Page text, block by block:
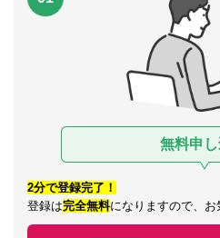
無料申
2分で登録完了！
登録は完全無料になりますので、お